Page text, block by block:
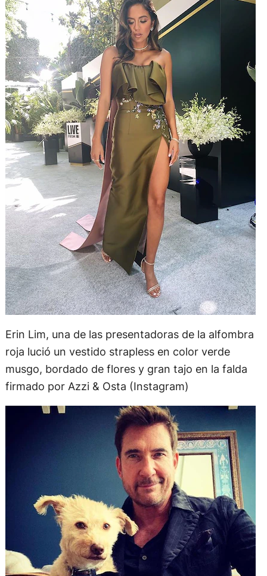
Erin Lim, una de las presentadoras de la alfombra
roja lució un vestido strapless en color verde
musgo, bordado de flores y gran tajo en la falda
firmado por Azzi & Osta (Instagram)